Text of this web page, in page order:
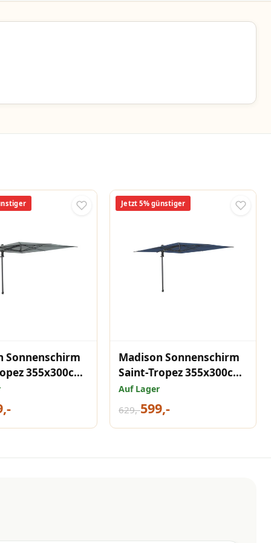
Sonnenschirm
355x300cm
Jetzt 5% günstiger
Madison Sonnenschirm
Saint-Tropez 355x300cm
Saphirblau
Auf Lager
629,-599,-